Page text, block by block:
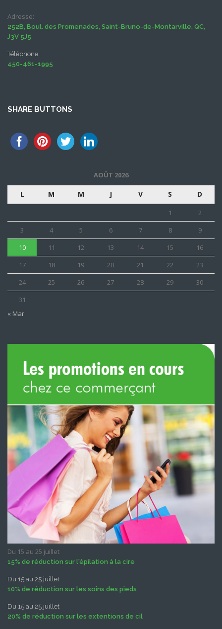
Adresse:
252B, Boul. des Promenades, Saint-Bruno-de-Montarville, QC,
J3V 5J5
Téléphone:
450-461-1995
SHARE BUTTONS
AOÛT 2026
L M M J V S D
1
2
3
4 5 6 7 8
9
10
11 12 13 14 15
16
17
18 19 20 21 22
23
24
25 26 27 28 29
30
31
« Mar
Du 15 au 25 juillet
15% de réduction sur l'épilation à la cire
Du 15 au 25 juillet
10% de réduction sur les soins des pieds
Du 15 au 25 juillet
20% de réduction sur les extentions de cil